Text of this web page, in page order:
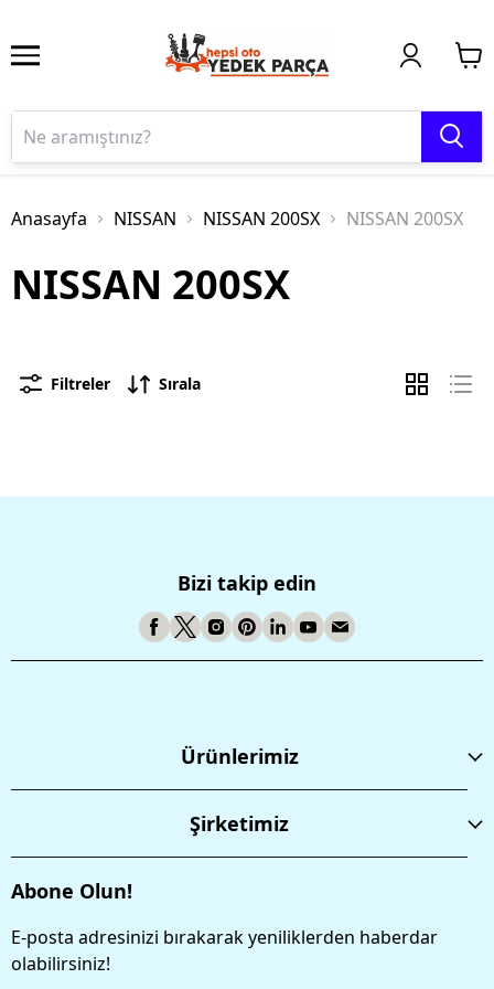
Anasayfa NISSAN NISSAN 200SX NISSAN 200SX
NISSAN 200SX
Filtreler Sırala
Bizi takip edin
Ürünlerimiz
Şirketimiz
Abone Olun!
E-posta adresinizi bırakarak yeniliklerden haberdar
olabilirsiniz!